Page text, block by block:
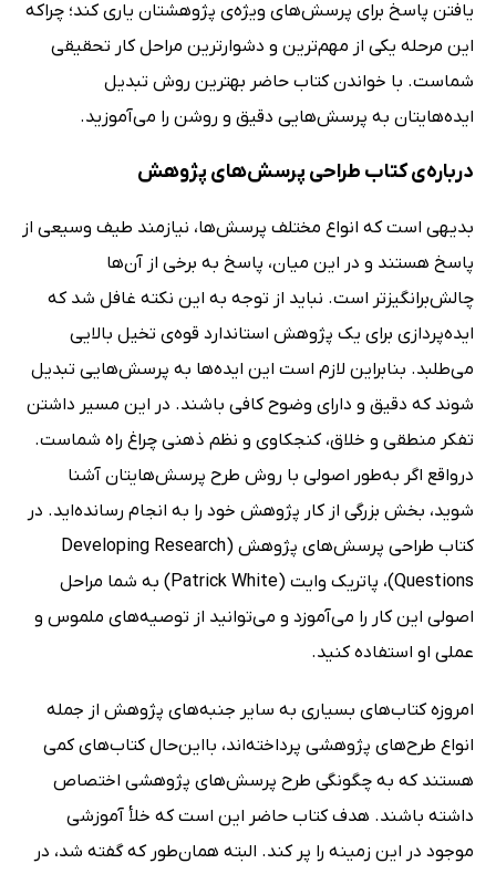
یافتن پاسخ برای پرسش‌های ویژه‌‌ی پژوهشتان یاری کند؛ چراکه
این مرحله یکی از مهم‌ترین و دشوارترین مراحل کار تحقیقی
شماست. با خواندن کتاب حاضر بهترین روش تبدیل
ایده‌هایتان به پرسش‌هایی دقیق و روشن را می‌آموزید.
درباره‌ی کتاب طراحی پرسش‌های پژوهش
بدیهی است که انواع مختلف پرسش‌ها، نیازمند طیف وسیعی از
پاسخ‌ هستند و در این میان، پاسخ به برخی از آن‌ها
چالش‌برانگیزتر است. نباید از توجه به این نکته غافل شد که
ایده‌پردازی برای یک پژوهش استاندارد قوه‌ی تخیل بالایی
می‌طلبد. بنابراین لازم است این ایده‌ها به پرسش‌هایی تبدیل
شوند که دقیق و دارای وضوح کافی باشند. در این مسیر داشتن
تفکر منطقی و خلاق، کنجکاوی و نظم ذهنی چراغ راه شماست.
درواقع اگر به‌طور اصولی با روش طرح پرسش‌هایتان آشنا
شوید، بخش بزرگی از کار پژوهش خود را به انجام رسانده‌اید. در
کتاب طراحی پرسش‌های پژوهش (Developing Research
Questions)، پاتریک وایت (Patrick White) به شما مراحل
اصولی این کار را می‌آموزد و می‌توانید از توصیه‌های ملموس و
عملی او استفاده کنید.
امروزه کتاب‌های بسیاری به سایر جنبه‌های پژوهش از جمله
انواع طرح‌های پژوهشی پرداخته‌اند، بااین‌حال کتاب‌های کمی
هستند که به چگونگی طرح پرسش‌های پژوهشی اختصاص
داشته باشند. هدف کتاب حاضر این است که خلأ آموزشی
موجود در این زمینه را پر کند. البته همان‌طور که گفته شد، در